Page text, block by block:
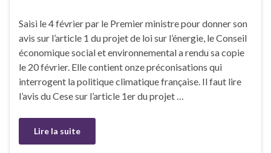
Saisi le 4 février par le Premier ministre pour donner son
avis sur l’article 1 du projet de loi sur l’énergie, le Conseil
économique social et environnemental a rendu sa copie
le 20 février. Elle contient onze préconisations qui
interrogent la politique climatique française. Il faut lire
l’avis du Cese sur l’article 1er du projet …
Lire la suite